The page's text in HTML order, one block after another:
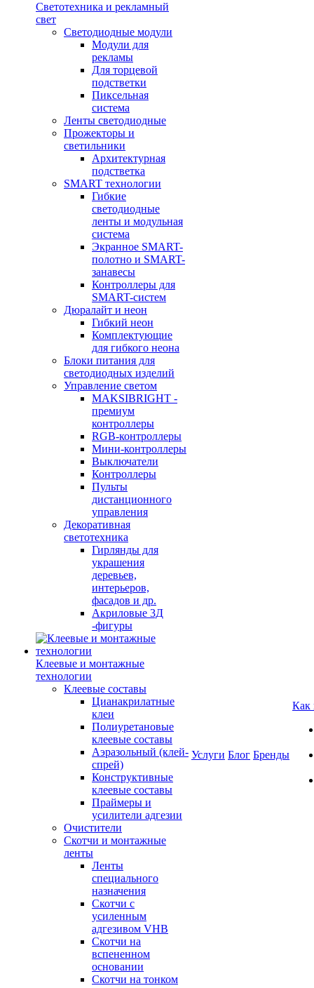
Светотехника и рекламный
свет
Светодиодные модули
Модули для
рекламы
Для торцевой
подстветки
Пиксельная
система
Ленты светодиодные
Прожекторы и
светильники
Архитектурная
подстветка
SMART технологии
Гибкие
светодиодные
ленты и модульная
система
Экранное SMART-
полотно и SMART-
занавесы
Контроллеры для
SMART-систем
Дюралайт и неон
Гибкий неон
Комплектующие
для гибкого неона
Блоки питания для
светодиодных изделий
Управление светом
MAKSIBRIGHT -
премиум
контроллеры
RGB-контроллеры
Мини-контроллеры
Выключатели
Контроллеры
Пульты
дистанционного
управления
Декоративная
светотехника
Гирлянды для
украшения
деревьев,
интерьеров,
фасадов и др.
Акриловые 3Д
-фигуры
Клеевые и монтажные
технологии
Клеевые составы
Цианакрилатные
клеи
Полиуретановые
клеевые составы
Аэразольный (клей-
спрей)
Конструктивные
клеевые составы
Праймеры и
усилители адгезии
Очистители
Скотчи и монтажные
ленты
Ленты
специального
назначения
Скотчи с
усиленным
адгезивом VHB
Скотчи на
вспененном
основании
Скотчи на тонком
Услуги Блог Бренды
Как